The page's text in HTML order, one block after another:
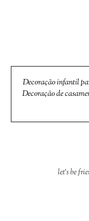
Decoração infantil
Decoração de